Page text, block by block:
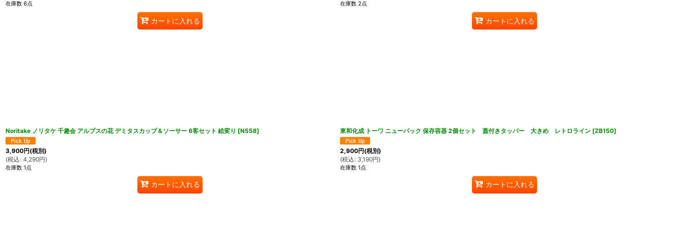
在庫数 6点
カートに入れる
在庫数 2点
カートに入れる
Noritake ノリタケ 千趣会 アルプスの花 デミタスカップ＆ソーサー 6客セット 絵変り [N558]
3,900円(税別)
(税込 : 4,290円)
在庫数 1点
カートに入れる
東和化成 トーワ ニューパック 保存容器 2個セット 蓋付きタッパー 大きめ レトロライン [ZB150]
2,900円(税別)
(税込 : 3,190円)
在庫数 1点
カートに入れる